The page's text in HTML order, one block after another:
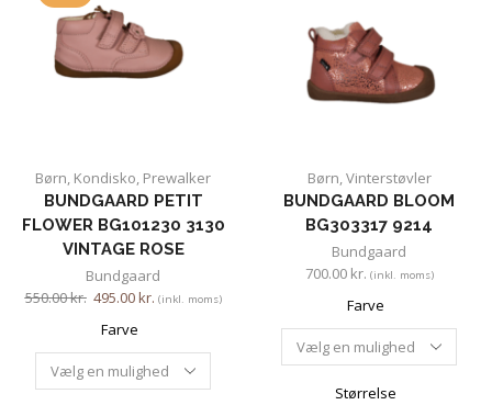
Børn, Kondisko, Prewalker
BUNDGAARD PETIT
FLOWER BG101230 3130
VINTAGE ROSE
Bundgaard
550.00kr. 495.00kr. (inkl. moms)
Farve
Børn,Vinterstøvler
BUNDGAARD BLOOM
BG303317 9214
Bundgaard
700.00 kr. (inkl. moms)
Farve
Størrelse